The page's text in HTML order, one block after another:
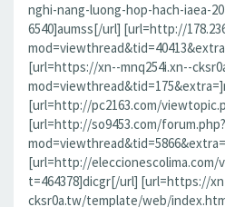
nghi-nang-luong-hop-hach-iaea-
6540]aumss[/url] [url=http://
[url=https://xn--mnq254i.xn--
[url=http://pc2163.com/
[url=http://so9453.com/forum.php?
[url=http://eleccionescolima.com/
t=464378]dicgr[/url] [url=https://
cksr0a.tw/template/web/